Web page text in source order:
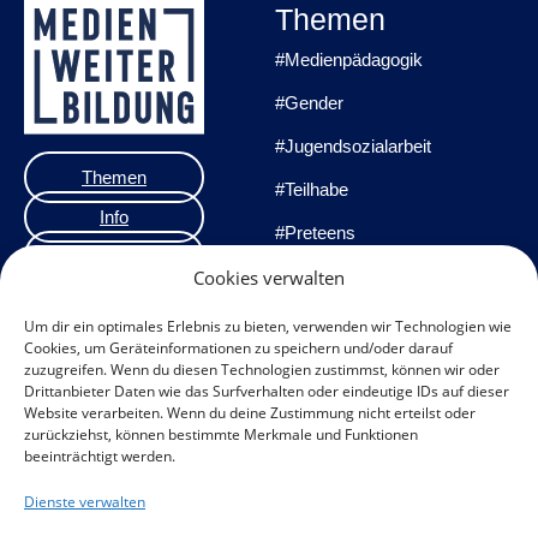
Cookies verwalten
Um dir ein optimales Erlebnis zu bieten, verwenden wir Technologien wie
Cookies, um Geräteinformationen zu speichern und/oder darauf
zuzugreifen. Wenn du diesen Technologien zustimmst, können wir oder
Drittanbieter Daten wie das Surfverhalten oder eindeutige IDs auf dieser
Website verarbeiten. Wenn du deine Zustimmung nicht erteilst oder
zurückziehst, können bestimmte Merkmale und Funktionen
beeinträchtigt werden.
Dienste verwalten
Themen
Info
Impressum
Datenschutzerklärung
Datenschutz
Themen
#Medienpädagogik
#Gender
#Jugendsozialarbeit
#Teilhabe
#Preteens
#Praxisprojekte
#Methoden